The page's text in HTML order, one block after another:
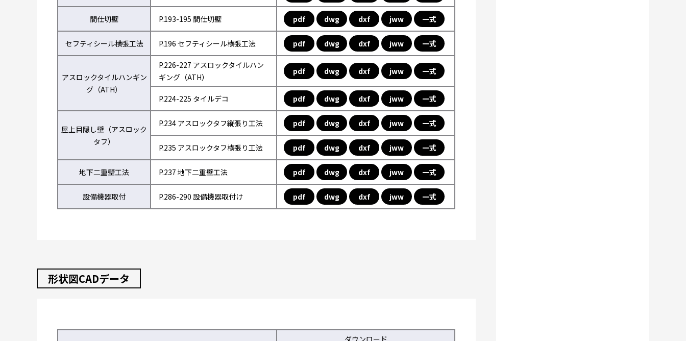
間仕切壁 P.193-195 間仕切壁 pdf dwg dxf jww 一式
セフティシール横張工法 P.196 セフティシール横張工法 pdf dwg dxf jww 一式
アスロックタイルハンギン
グ（ATH）
P.226-227 アスロックタイルハン
ギング（ATH）
pdf dwg dxf jww 一式
P.224-225 タイルデコ pdf dwg dxf jww 一式
屋上目隠し壁（アスロック
タフ）
P.234 アスロックタフ縦張り工法 pdf dwg dxf jww 一式
P.235 アスロックタフ横張り工法 pdf dwg dxf jww 一式
地下二重壁工法 P.237 地下二重壁工法 pdf dwg dxf jww 一式
設備機器取付 P.286-290 設備機器取付け pdf dwg dxf jww 一式
形状図CADデータ
ダウンロード